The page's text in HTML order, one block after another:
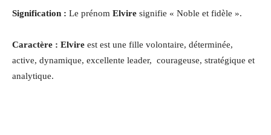
Signification : Le prénom Elvire signifie « Noble et fidèle ».
Caractère : Elvire est est une fille volontaire, déterminée,
active, dynamique, excellente leader, courageuse, stratégique et
analytique.